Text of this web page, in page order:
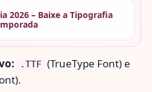
2026 – Baixe a Tipografia
.TTF (TrueType Font) e